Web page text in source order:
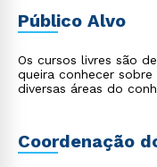
Público Alvo
Os cursos livres são
queira conhecer
diversas áreas do
Coordenação